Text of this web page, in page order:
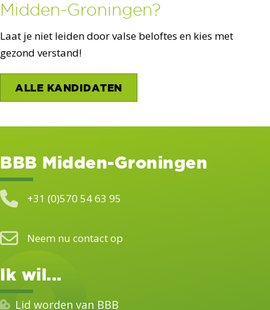
Midden-Groningen?
Laat je niet leiden door valse beloftes en kies met
gezond verstand!
ALLE KANDIDATEN
BBB Midden-Groningen
+31 (0)570 54 63 95
Neem nu contact op
Ik wil...
Lid worden van BBB